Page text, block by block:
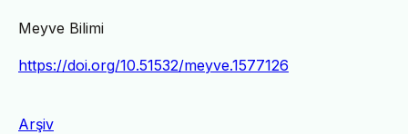
Meyve Bilimi
https://doi.org/10.51532/meyve.1577126
Arşiv